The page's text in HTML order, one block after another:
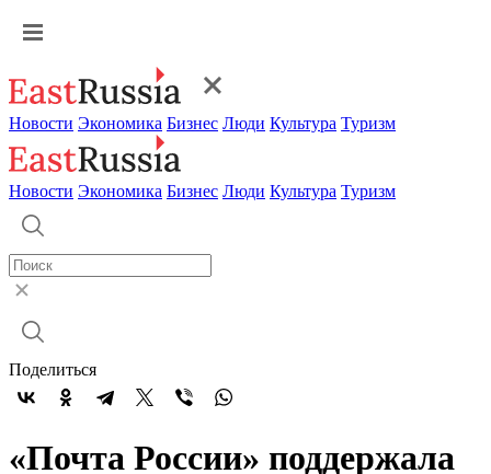
Новости Экономика Бизнес Люди Культура Туризм
Новости Экономика Бизнес Люди Культура Туризм
Поделиться
«Почта России» поддержала